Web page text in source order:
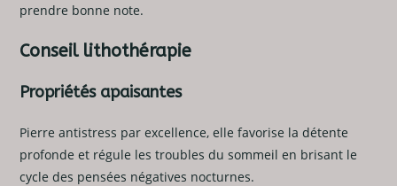
prendre bonne note.
Conseil lithothérapie
Propriétés apaisantes
Pierre antistress par excellence, elle favorise la détente
profonde et régule les troubles du sommeil en brisant le
cycle des pensées négatives nocturnes.